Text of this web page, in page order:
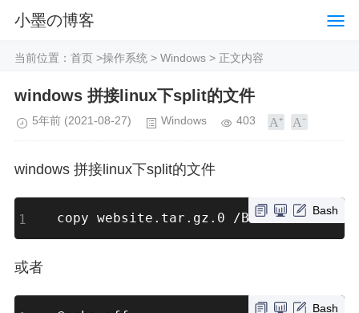
小墨の博客
当前位置： 首页 >操作系统 > Windows > 正文内容
windows 拼接linux下split的文件
5年前 (2021-08-27) Windows 403
windows 拼接linux下split的文件
Bash
copy website.tar.gz.0 /
或者
Bash